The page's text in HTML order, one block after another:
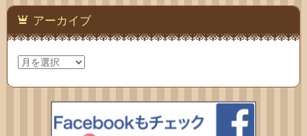
アーカイブ
ア
ー
カ